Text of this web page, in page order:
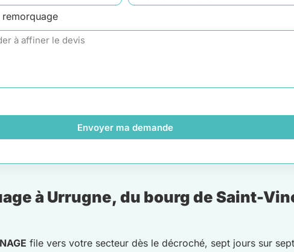
Envoyer ma demande
à Urrugne, du bourg de Saint-
file vers votre secteur dès le décroché, sept jours sur